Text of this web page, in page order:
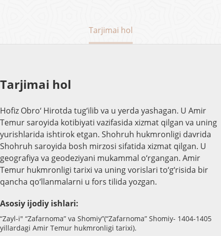
Tarjimai hol
Tarjimai hol
Hofiz Obro‘ Hirotda tug‘ilib va u yerda yashagan. U Amir
Temur saroyida kotibiyati vazifasida xizmat qilgan va uning
yurishlarida ishtirok etgan. Shohruh hukmronligi davrida
Shohruh saroyida bosh mirzosi sifatida xizmat qilgan. U
geografiya va geodeziyani mukammal o‘rgangan. Amir
Temur hukmronligi tarixi va uning vorislari to‘g‘risida bir
qancha qo‘llanmalarni u fors tilida yozgan.
Asosiy ijodiy ishlari:
“Zayl-i" “Zafarnoma” va Shomiy”(“Zafarnoma” Shomiy- 1404-1405
yillardagi Amir Temur hukmronligi tarixi).